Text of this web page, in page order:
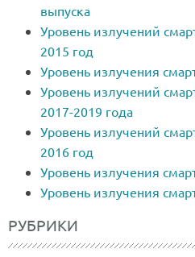
РУБРИКИ
выпуска
Уровень излучений
2015 год
Уровень излучения
Уровень излучений
2017-2019 года
Уровень излучений
2016 год
Уровень излучения
Уровень излучения